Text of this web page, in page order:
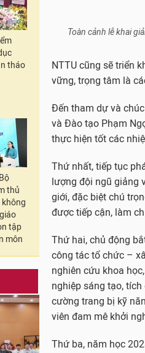
tháo
thủ
tập
môn
Toàn cảnh lễ khai
NTTU cũng sẽ triển
vững, trọng tâm là
Đến tham dự và
và Đào tạo Phạm
thực hiện tốt các
Thứ nhất, tiếp tục
lượng đội ngũ giảng
giới, đặc biệt chú
được tiếp cận, làm
Thứ hai, chủ động
công tác tổ chức –
nghiên cứu khoa
nghiệp sáng tạo,
cường trang bị kỹ
viên đam mê khởi
Thứ ba, năm học